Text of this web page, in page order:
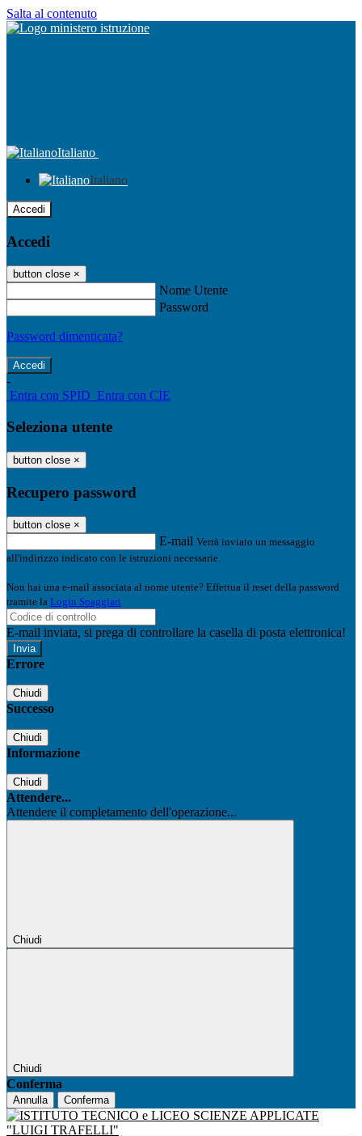
Salta al contenuto
Italiano
Italiano
Accedi
Accedi
button close ×
Nome Utente
Password
Password dimenticata?
-
Entra con SPID Entra con CIE
Seleziona utente
button close ×
Recupero password
button close ×
E-mail Verrà inviato un messaggio
all'indirizzo indicato con le istruzioni necessarie.
Non hai una e-mail associata al nome utente? Effettua il reset della password
tramite la Login Spaggiari
E-mail inviata, si prega di controllare la casella di posta elettronica!
Errore
Chiudi
Successo
Chiudi
Informazione
Chiudi
Attendere...
Attendere il completamento dell'operazione...
Chiudi
Chiudi
Conferma
Annulla Conferma